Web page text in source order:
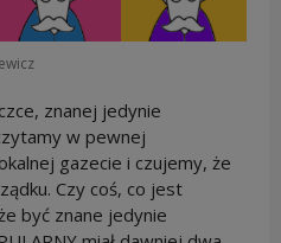
znanej jedynie
w pewnej
gazecie i czujemy, że
Czy coś, co jest
być znane jedynie